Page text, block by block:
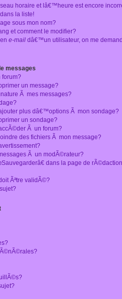
horaire et lâ€™heure est encore
la liste!
sous mon nom?
et comment le modifier?
e-mail dâ€™un utilisateur, on me
messages
forum?
un message?
Ã mes messages?
plus dâ€™options Ã mon sondage?
un sondage?
Ã un forum?
des fichiers Ã mon message?
Ã un modÃ©rateur?
dans la page de
Ãªtre validÃ©?